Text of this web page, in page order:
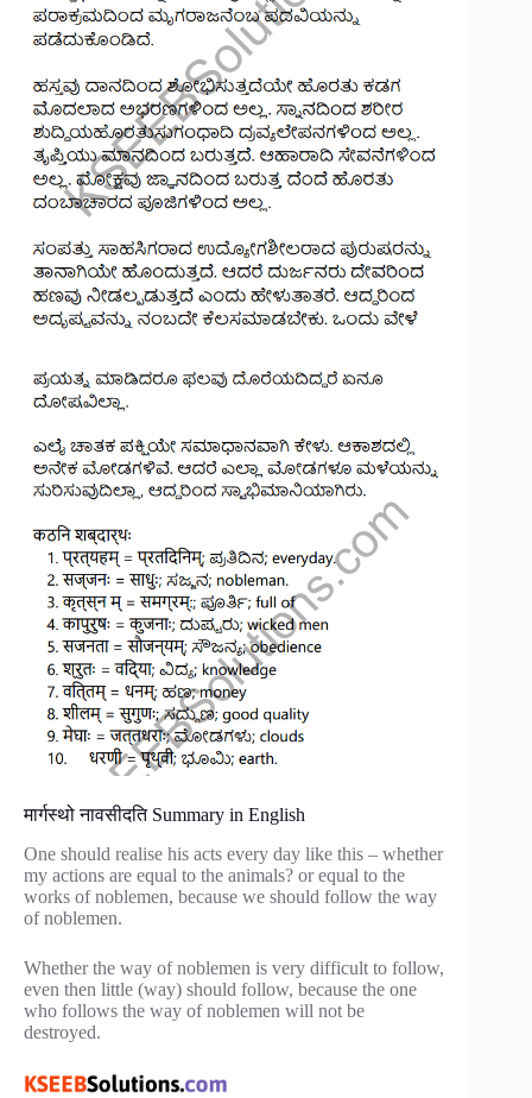
मार्गस्थो नावसीदति Summary in English
One should realise his acts every day like this – whether
my actions are equal to the animals? or equal to the
works of noblemen, because we should follow the way
of noblemen.
Whether the way of noblemen is very difficult to follow,
even then little (way) should follow, because the one
who follows the way of noblemen will not be
destroyed.